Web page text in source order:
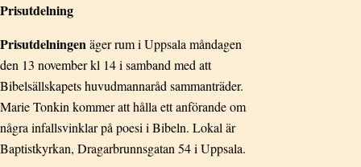
Prisutdelning
Prisutdelningenäger rum i Uppsala måndagen
den 13 november kl 14 i samband med att
Bibelsällskapets huvudmannaråd sammanträder.
Marie Tonkin kommer att hålla ett anförande om
några infallsvinklar på poesi i Bibeln. Lokal är
Baptistkyrkan, Dragarbrunnsgatan 54 i Uppsala.